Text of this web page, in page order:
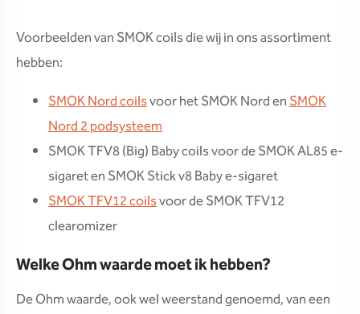
Voorbeelden van SMOK coils die wij in ons assortiment
hebben:
SMOK Nord coilsvoor het SMOK Nord enSMOK
Nord 2 podsysteem
SMOK TFV8 (Big) Baby coils voor de SMOK AL85 e-
sigaret en SMOK Stick v8 Baby e-sigaret
SMOK TFV12 coilsvoor de SMOK TFV12
clearomizer
Welke Ohm waarde moet ik hebben?
De Ohm waarde, ook wel weerstand genoemd, van een